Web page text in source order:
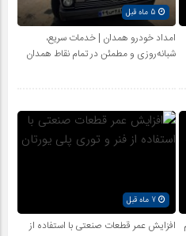
امداد خودرو همدان | خدمات سریع،
شبانه‌روزی و مطمئن در تمام نقاط همدان
افزایش عمر قطعات صنعتی با استفاده از